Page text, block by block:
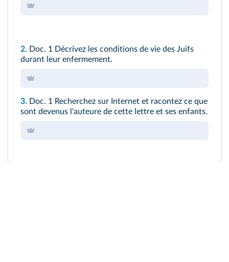
2. Doc. 1 Décrivez les conditions de vie des Juifs
durant leur enfermement.
3. Doc. 1 Recherchez sur Internet et racontez ce que
sont devenus l'auteure de cette lettre et ses enfants.